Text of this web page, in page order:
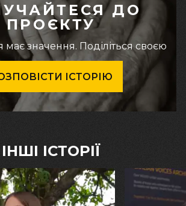
ДО
ПРОЄКТУ
має значення. Поділіться своєю
ІСТОРІЮ
ІНШІ ІСТОРІЇ